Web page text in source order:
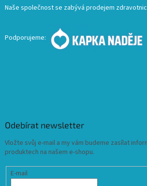
Naše společnost se zabývá prodejem
Podporujeme:
Odebírat newsletter
Vložte svůj e-mail a my vám budeme zasílat
produktech na našem e-shopu.
E-mail